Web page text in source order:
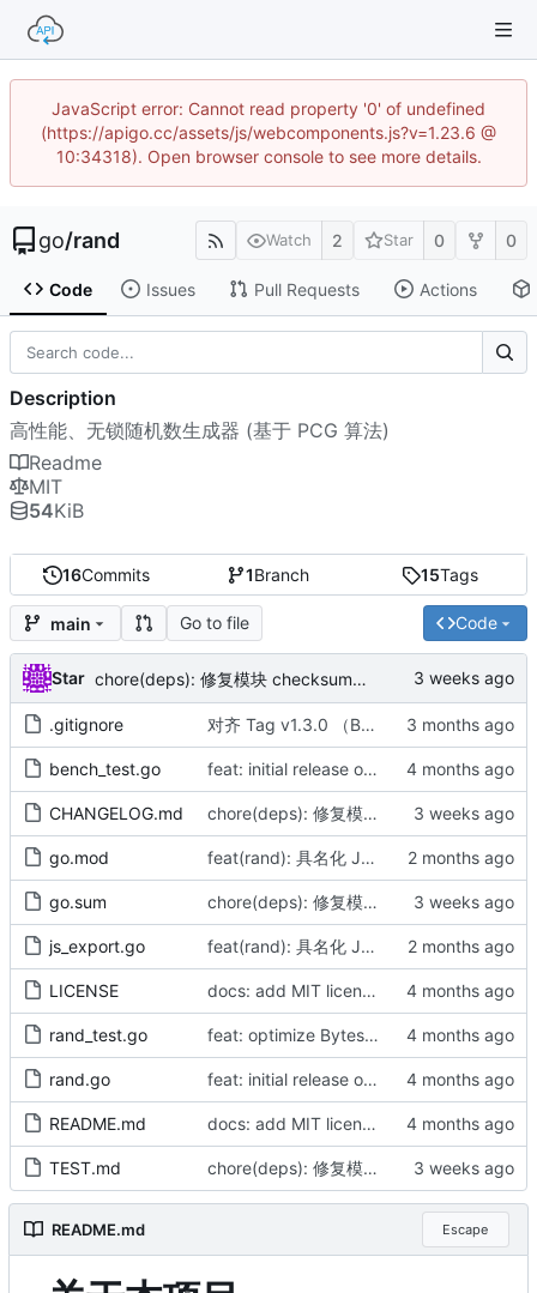
JavaScript error: Cannot read property '0' of undefined
(https://apigo.cc/assets/js/webcomponents.js?v=1.23.6 @
10:34318). Open browser console to see more details.
go/rand Watch 2 Star 0 0
Code Issues Pull Requests Actions
16Commits 1Branch 15Tags
main Go to file Code
Star chore(deps): 修复模块 checksum（by AI）
.gitignore 对齐 Tag v1.3.0 （By AI）
bench_test.go feat: initial release of go/rand with minimalist generic API and high-performance PCG pool
CHANGELOG.md chore(deps): 修复模块 checksum（by AI）
go.mod feat(rand): 具名化 JS 导出并动态包裹错误（by AI）
go.sum chore(deps): 修复模块 checksum（by AI）
js_export.go feat(rand): 具名化 JS 导出并动态包裹错误（by AI）
LICENSE docs: add MIT license and update README origin info (AI)
rand_test.go feat: optimize Bytes, update documentation and benchmarks (by AI)
rand.go feat: initial release of go/rand with minimalist generic API and high-performance PCG pool
README.md docs: add MIT license and update README origin info (AI)
TEST.md chore(deps): 修复模块 checksum（by AI）
README.md Escape
Description
高性能、无锁随机数生成器 (基于 PCG 算法)
Readme
MIT
54KiB